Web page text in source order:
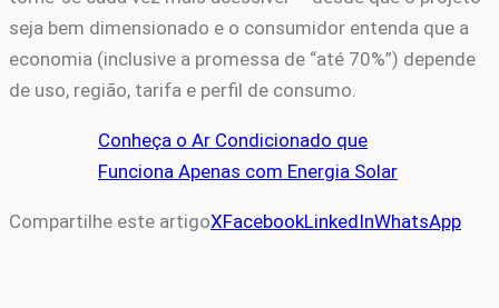
seja bem dimensionado e o consumidor entenda que a
economia (inclusive a promessa de “até 70%”) depende
de uso, região, tarifa e perfil de consumo.
Conheça o Ar Condicionado que
Funciona Apenas com Energia Solar
Compartilhe este artigoXFacebookLinkedInWhatsApp